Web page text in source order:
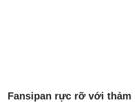
Fansipan rực rỡ với thảm